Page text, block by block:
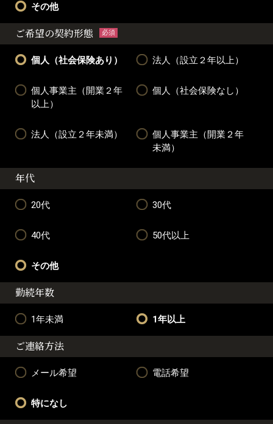
その他
ご希望の契約形態 必須
個人（社会保険あり） 法人（設立２年以上）
個人事業主（開業２年
以上）
個人（社会保険なし）
法人（設立２年未満）
個人事業主（開業２年
未満）
年代
20代 30代
40代 50代以上
その他
勤続年数
1年未満 1年以上
ご連絡方法
メール希望 電話希望
特になし